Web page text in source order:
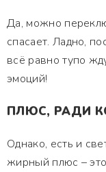
Да, можно
спасает. Ладно,
всё равно тупо
эмоций!
ПЛЮС, РАДИ
Однако, есть и
жирный плюс –